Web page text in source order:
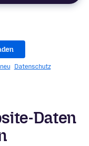
Datenschutz
Daten